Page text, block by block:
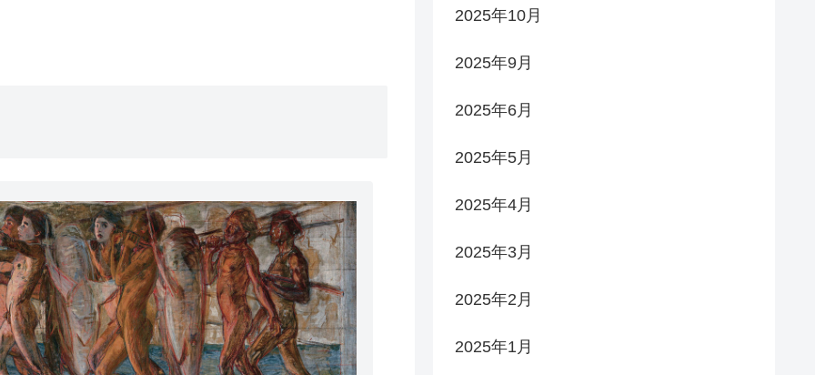
2025年10月
2025年9月
2025年6月
2025年5月
2025年4月
2025年3月
2025年2月
2025年1月